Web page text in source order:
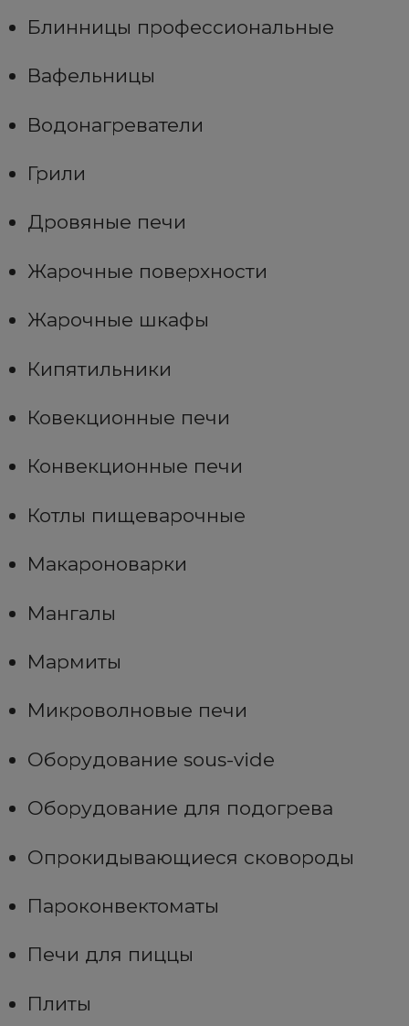
Блинницы профессиональные
Вафельницы
Водонагреватели
Грили
Дровяные печи
Жарочные поверхности
Жарочные шкафы
Кипятильники
Ковекционные печи
Конвекционные печи
Котлы пищеварочные
Макароноварки
Мангалы
Мармиты
Микроволновые печи
Оборудование sous-vide
Оборудование для подогрева
Опрокидывающиеся сковороды
Пароконвектоматы
Печи для пиццы
Плиты